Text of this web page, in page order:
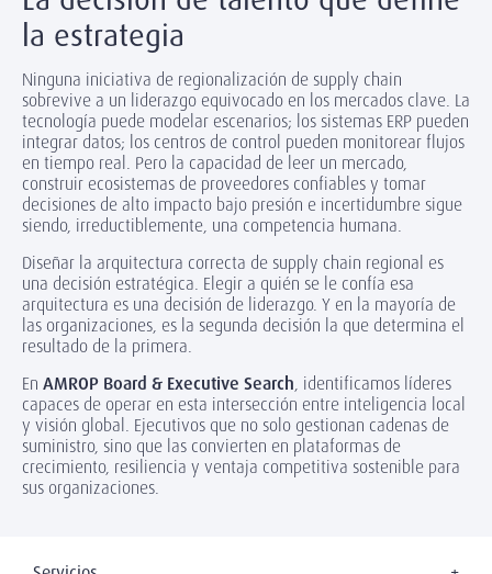
la estrategia
Ninguna iniciativa de regionalización de supply chain
sobrevive a un liderazgo equivocado en los mercados clave. La
tecnología puede modelar escenarios; los sistemas ERP pueden
integrar datos; los centros de control pueden monitorear flujos
en tiempo real. Pero la capacidad de leer un mercado,
construir ecosistemas de proveedores confiables y tomar
decisiones de alto impacto bajo presión e incertidumbre sigue
siendo, irreductiblemente, una competencia humana.
Diseñar la arquitectura correcta de supply chain regional es
una decisión estratégica. Elegir a quién se le confía esa
arquitectura es una decisión de liderazgo. Y en la mayoría de
las organizaciones, es la segunda decisión la que determina el
resultado de la primera.
En AMROP Board & Executive Search, identificamos líderes
capaces de operar en esta intersección entre inteligencia local
y visión global. Ejecutivos que no solo gestionan cadenas de
suministro, sino que las convierten en plataformas de
crecimiento, resiliencia y ventaja competitiva sostenible para
sus organizaciones.